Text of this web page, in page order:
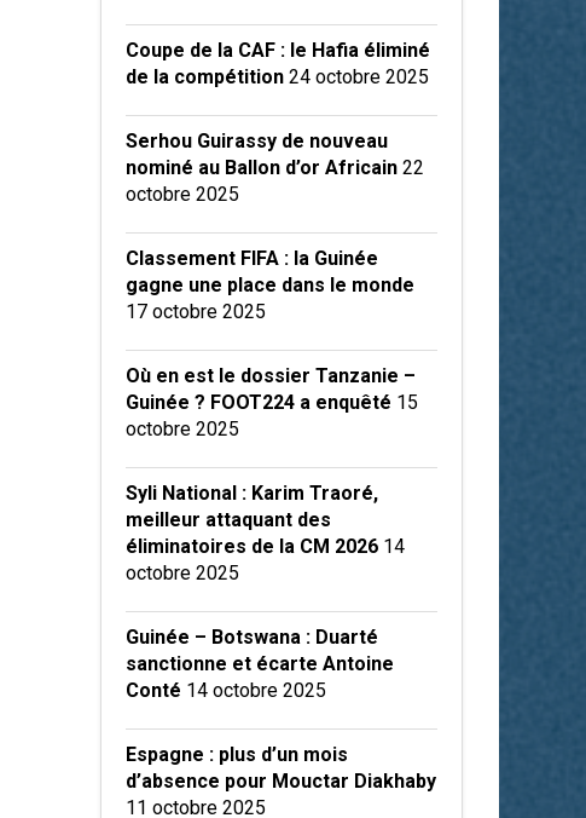
Coupe de la CAF : le Hafia éliminé
de la compétition 24 octobre 2025
Serhou Guirassy de nouveau
nominé au Ballon d’or Africain 22
octobre 2025
Classement FIFA : la Guinée
gagne une place dans le monde
17 octobre 2025
Où en est le dossier Tanzanie –
Guinée ? FOOT224 a enquêté 15
octobre 2025
Syli National : Karim Traoré,
meilleur attaquant des
éliminatoires de la CM 2026 14
octobre 2025
Guinée – Botswana : Duarté
sanctionne et écarte Antoine
Conté 14 octobre 2025
Espagne : plus d’un mois
d’absence pour Mouctar Diakhaby
11 octobre 2025